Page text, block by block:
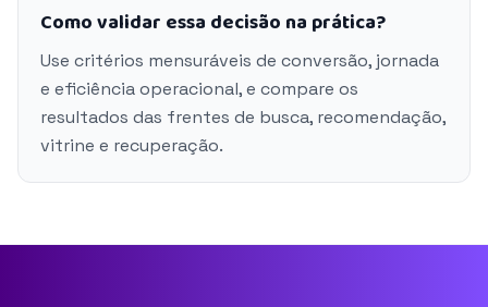
Como validar essa decisão na prática?
Use critérios mensuráveis de conversão, jornada
e eficiência operacional, e compare os
resultados das frentes de busca, recomendação,
vitrine e recuperação.